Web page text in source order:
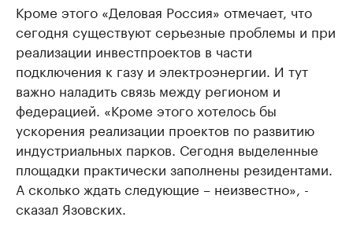
Кроме этого «Деловая Россия» отмечает, что
сегодня существуют серьезные проблемы и при
реализации инвестпроектов в части
подключения к газу и электроэнергии. И тут
важно наладить связь между регионом и
федерацией. «Кроме этого хотелось бы
ускорения реализации проектов по развитию
индустриальных парков. Сегодня выделенные
площадки практически заполнены резидентами.
А сколько ждать следующие – неизвестно», -
сказал Язовских.